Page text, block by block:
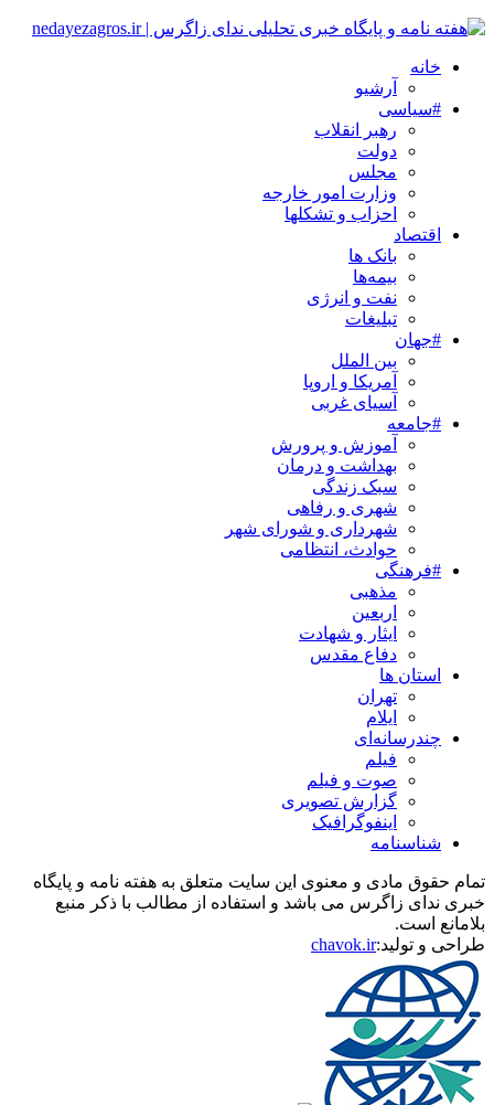
خانه
آرشیو
#سیاسی
رهبر انقلاب
دولت
مجلس
وزارت امور خارجه
احزاب و تشکلها
اقتصاد
بانک ها
بیمه‌ها
نفت و انرژی
تبلیغات
#جهان
بین الملل
آمریکا و اروپا
آسیای غربی
#جامعه
آموزش و پرورش
بهداشت و درمان
سبک زندگی
شهری و رفاهی
شهرداری و شورای شهر
حوادث، انتظامی
#فرهنگی
مذهبی
اربعین
ایثار و شهادت
دفاع مقدس
استان ها
تهران
ایلام
چندرسانه‌ای
فیلم
صوت و فیلم
گزارش تصویری
اینفوگرافیک
شناسنامه
تمام حقوق مادی و معنوی این سایت متعلق به هفته نامه و پایگاه
خبری ندای زاگرس می باشد و استفاده از مطالب با ذکر منبع
بلامانع است.
طراحی و تولید:chavok.ir